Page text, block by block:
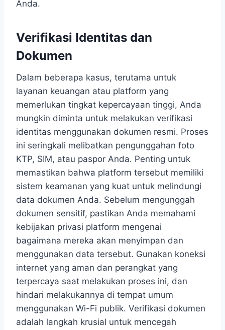
Anda.
Verifikasi Identitas dan
Dokumen
Dalam beberapa kasus, terutama untuk
layanan keuangan atau platform yang
memerlukan tingkat kepercayaan tinggi, Anda
mungkin diminta untuk melakukan verifikasi
identitas menggunakan dokumen resmi. Proses
ini seringkali melibatkan pengunggahan foto
KTP, SIM, atau paspor Anda. Penting untuk
memastikan bahwa platform tersebut memiliki
sistem keamanan yang kuat untuk melindungi
data dokumen Anda. Sebelum mengunggah
dokumen sensitif, pastikan Anda memahami
kebijakan privasi platform mengenai
bagaimana mereka akan menyimpan dan
menggunakan data tersebut. Gunakan koneksi
internet yang aman dan perangkat yang
terpercaya saat melakukan proses ini, dan
hindari melakukannya di tempat umum
menggunakan Wi-Fi publik. Verifikasi dokumen
adalah langkah krusial untuk mencegah